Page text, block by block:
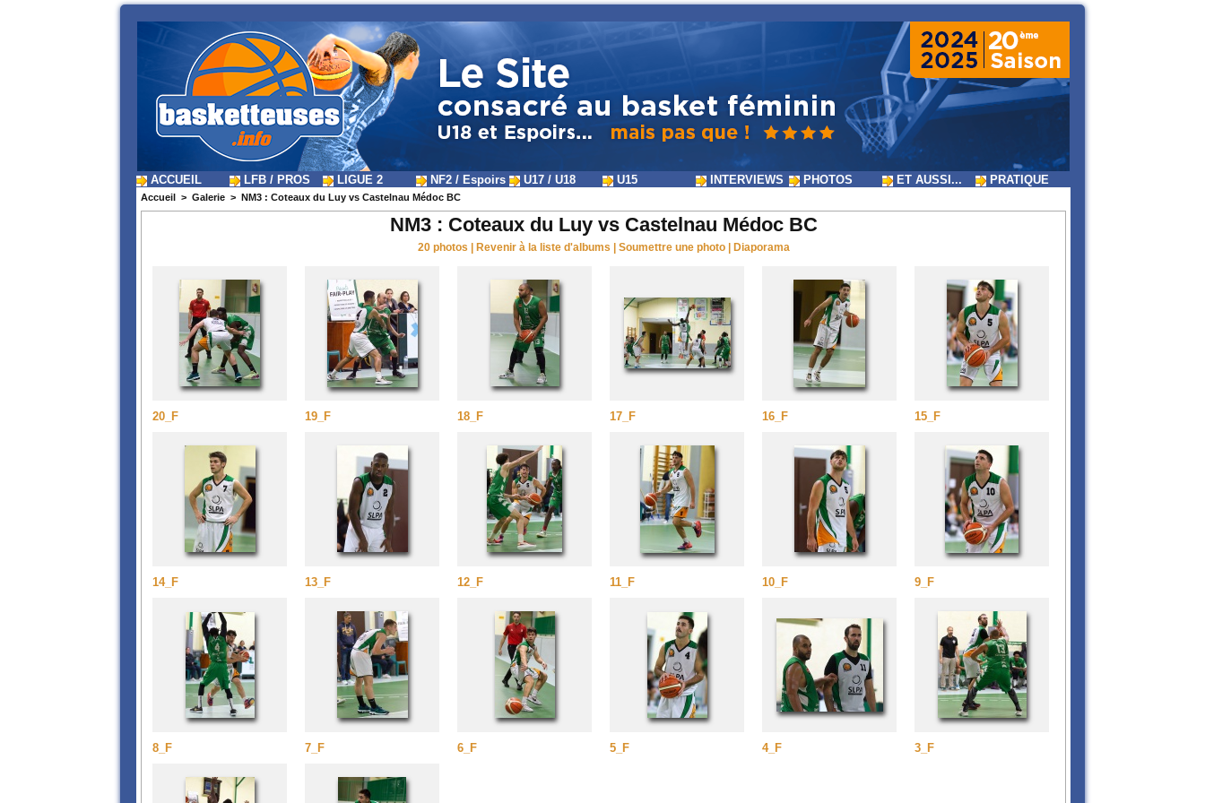
ACCUEIL LFB / PROS LIGUE 2 NF2 / Espoirs U17 / U18 U15 INTERVIEWS PHOTOS ET AUSSI... PRATIQUE
Accueil > Galerie > NM3 : Coteaux du Luy vs Castelnau Médoc BC
NM3 : Coteaux du Luy vs Castelnau Médoc BC
20 photos Revenir à la liste d'albums Soumettre une photo Diaporama
20_F 19_F 18_F 17_F 16_F 15_F
14_F 13_F 12_F 11_F 10_F 9_F
8_F 7_F 6_F 5_F 4_F 3_F